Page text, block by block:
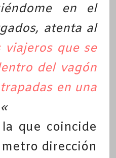
en el
atenta al
que se
del vagón
en una
«
que coincide
dirección